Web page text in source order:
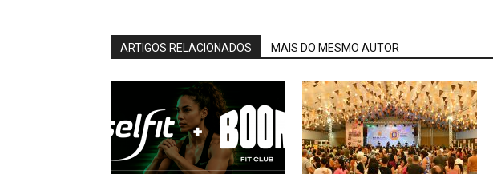
ARTIGOS RELACIONADOS MAIS DO MESMO AUTOR